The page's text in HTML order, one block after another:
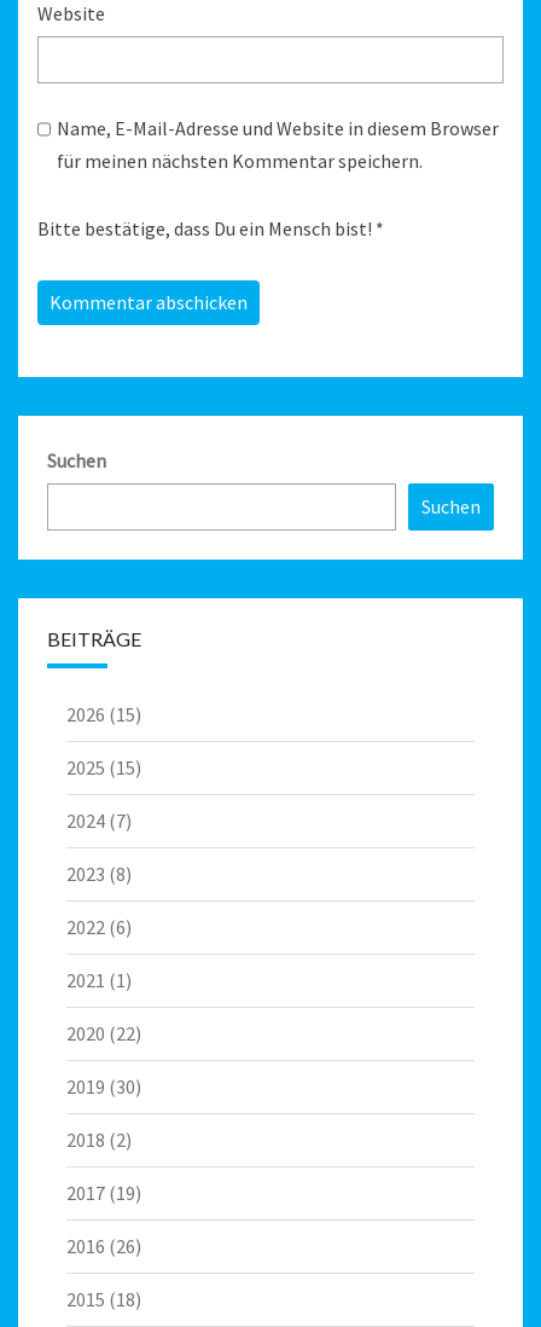
Website
Name, E-Mail-Adresse und Website in diesem Browser
für meinen nächsten Kommentar speichern.
Bitte bestätige, dass Du ein Mensch bist! *
Suchen
Suchen
BEITRÄGE
2026 (15)
2025 (15)
2024 (7)
2023 (8)
2022 (6)
2021 (1)
2020 (22)
2019 (30)
2018 (2)
2017 (19)
2016 (26)
2015 (18)